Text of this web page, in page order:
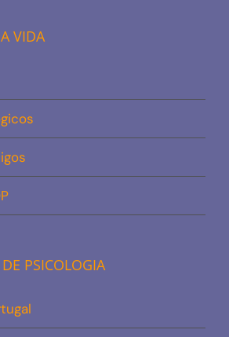
VIDA
PSICOLOGIA